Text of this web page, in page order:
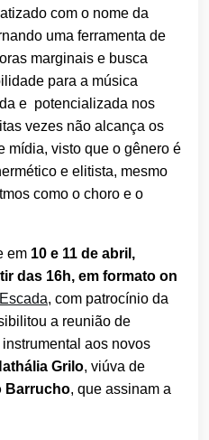
com o nome da
uma ferramenta de
marginais e busca
para a música
e potencializada nos
vezes não alcança os
mídia, visto que o gênero é
e elitista, mesmo
como o choro e o
em 10 e 11 de abril,
das 16h, em formato on
, com patrocínio da
a reunião de
aos novos
Grilo, viúva de
Barrucho, que assinam a